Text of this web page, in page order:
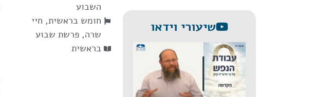
שיעורי וידאו
השבוע
חומש בראשית, חיי
שרה, פרשת שבוע
בראשית